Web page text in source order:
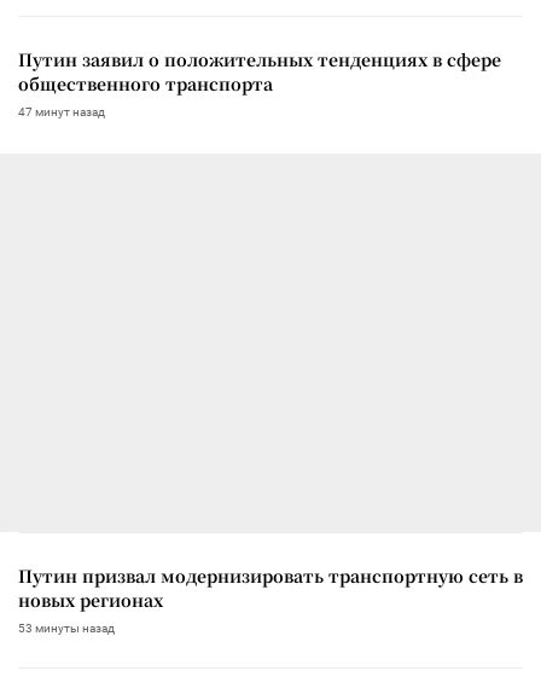
Путин заявил о положительных тенденциях в сфере
общественного транспорта
47 минут назад
Путин призвал модернизировать транспортную сеть в
новых регионах
53 минуты назад